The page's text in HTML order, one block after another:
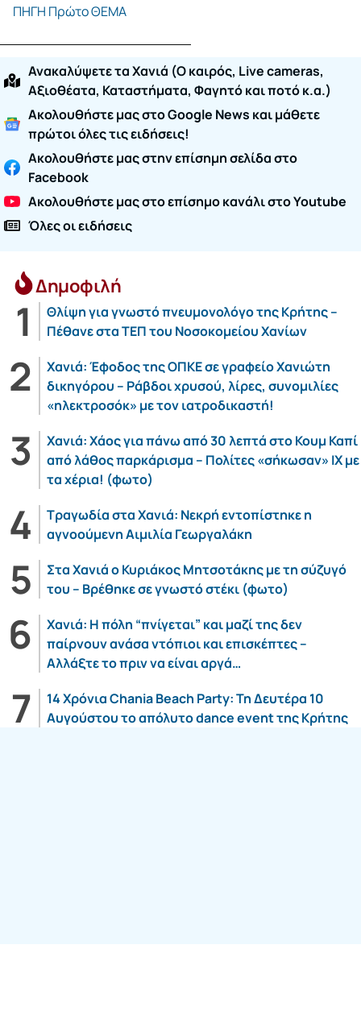
ΠΗΓΗ Πρώτο ΘΕΜΑ
Ανακαλύψετε τα Χανιά (O καιρός, Live cameras,
Αξιοθέατα, Καταστήματα, Φαγητό και ποτό κ.α.)
Ακολουθήστε μας στο Google News και μάθετε
πρώτοι όλες τις ειδήσεις!
Ακολουθήστε μας στην επίσημη σελίδα στο
Facebook
Ακολουθήστε μας στο επίσημο κανάλι στο Youtube
Όλες οι ειδήσεις
Δημοφιλή
Θλίψη για γνωστό πνευμονολόγο της Κρήτης –
Πέθανε στα ΤΕΠ του Νοσοκομείου Χανίων
Χανιά: Έφοδος της ΟΠΚΕ σε γραφείο Χανιώτη
δικηγόρου – Ράβδοι χρυσού, λίρες, συνομιλίες
«ηλεκτροσόκ» με τον ιατροδικαστή!
Χανιά: Χάος για πάνω από 30 λεπτά στο Κουμ Καπί
από λάθος παρκάρισμα – Πολίτες «σήκωσαν» ΙΧ με
τα χέρια! (φωτο)
Τραγωδία στα Χανιά: Νεκρή εντοπίστηκε η
αγνοούμενη Αιμιλία Γεωργαλάκη
Στα Χανιά ο Κυριάκος Μητσοτάκης με τη σύζυγό
του – Βρέθηκε σε γνωστό στέκι (φωτο)
Χανιά: Η πόλη “πνίγεται” και μαζί της δεν
παίρνουν ανάσα ντόπιοι και επισκέπτες –
Αλλάξτε το πριν να είναι αργά…
14 Χρόνια Chania Beach Party: Τη Δευτέρα 10
Αυγούστου το απόλυτο dance event της Κρήτης